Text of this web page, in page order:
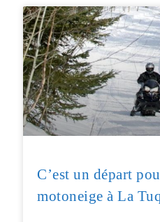
C’est un départ
motoneige à La